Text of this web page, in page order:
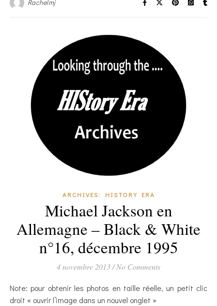
Rachelmj
ARCHIVES: HISTORY ERA
Michael Jackson en
Allemagne – Black & White
n°16, décembre 1995
4 novembre 2013/ No Comments
Note: pour obtenir les photos en taille réelle, un petit clic
droit « ouvrir l’image dans un nouvel onglet »